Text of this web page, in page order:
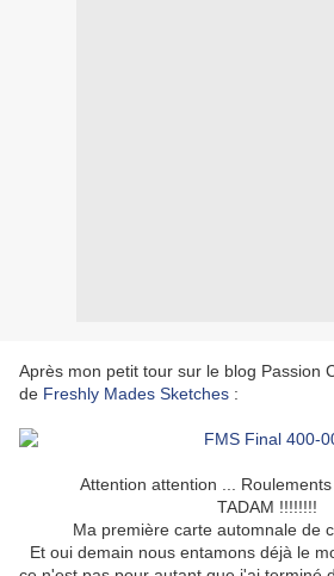
Après mon petit tour sur le blog Passion
de Freshly Mades Sketches :
Attention attention ... Roulements
TADAM !!!!!!!!
Ma première carte automnale de
Et oui demain nous entamons déjà le